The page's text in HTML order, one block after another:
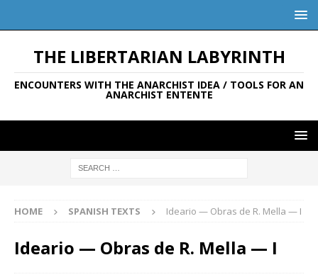
THE LIBERTARIAN LABYRINTH
ENCOUNTERS WITH THE ANARCHIST IDEA / TOOLS FOR AN
ANARCHIST ENTENTE
HOME SPANISH TEXTS Ideario — Obras de R. Mella — I
Ideario — Obras de R. Mella — I